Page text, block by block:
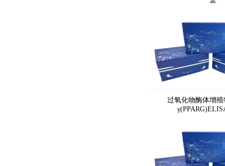
过氧化物酶体增